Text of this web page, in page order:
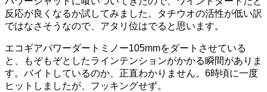
反応が良くなるか試してみました。タチウオの活性が低い訳
ではなさそうなので、アタリ位はでると思います。
エコギアパワーダートミノー105mmをダートさせている
と、もぞもぞとしたラインテンションがかかる瞬間がありま
す。バイトしているのか、正直わかりません。6時頃に一度
ヒットしましたが、フッキングせず。